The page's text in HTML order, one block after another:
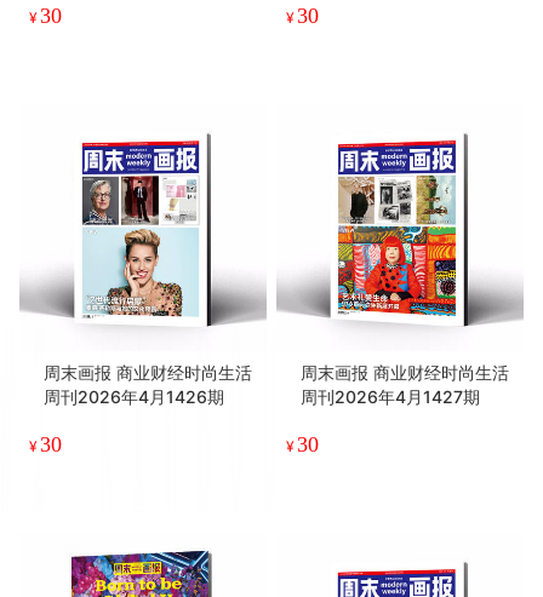
¥30 ¥30
周末画报 商业财经时尚生活
周刊2026年4月1426期
¥30
周末画报 商业财经时尚生活
周刊2026年4月1427期
¥30